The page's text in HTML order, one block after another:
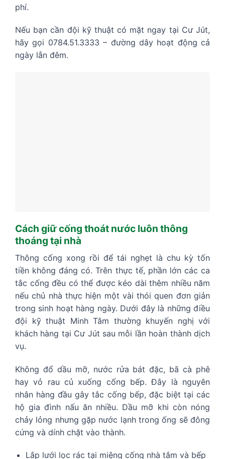
phí.
Nếu bạn cần đội kỹ thuật có mặt ngay tại Cư Jút,
hãy gọi 0784.51.3333 – đường dây hoạt động cả
ngày lẫn đêm.
Cách giữ cống thoát nước luôn thông
thoáng tại nhà
Thông cống xong rồi để tái nghẹt là chu kỳ tốn
tiền không đáng có. Trên thực tế, phần lớn các ca
tắc cống đều có thể được kéo dài thêm nhiều năm
nếu chủ nhà thực hiện một vài thói quen đơn giản
trong sinh hoạt hàng ngày. Dưới đây là những điều
đội kỹ thuật Minh Tâm thường khuyến nghị với
khách hàng tại Cư Jút sau mỗi lần hoàn thành dịch
vụ.
Không đổ dầu mỡ, nước rửa bát đặc, bã cà phê
hay vỏ rau củ xuống cống bếp. Đây là nguyên
nhân hàng đầu gây tắc cống bếp, đặc biệt tại các
hộ gia đình nấu ăn nhiều. Dầu mỡ khi còn nóng
chảy lỏng nhưng gặp nước lạnh trong ống sẽ đông
cứng và dính chặt vào thành.
Lắp lưới lọc rác tại miệng cống nhà tắm và bếp